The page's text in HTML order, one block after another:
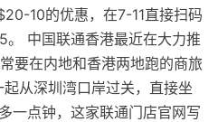
10的优惠，在7-11直接扫码
。 中国联通香港最近在大力推
要在内地和香港两地跑的商旅
从深圳湾口岸过关，直接坐
一点钟，这家联通门店官网写